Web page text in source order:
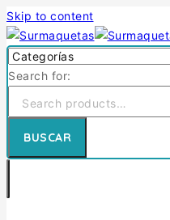
Skip to content
Search for:
BUSCAR